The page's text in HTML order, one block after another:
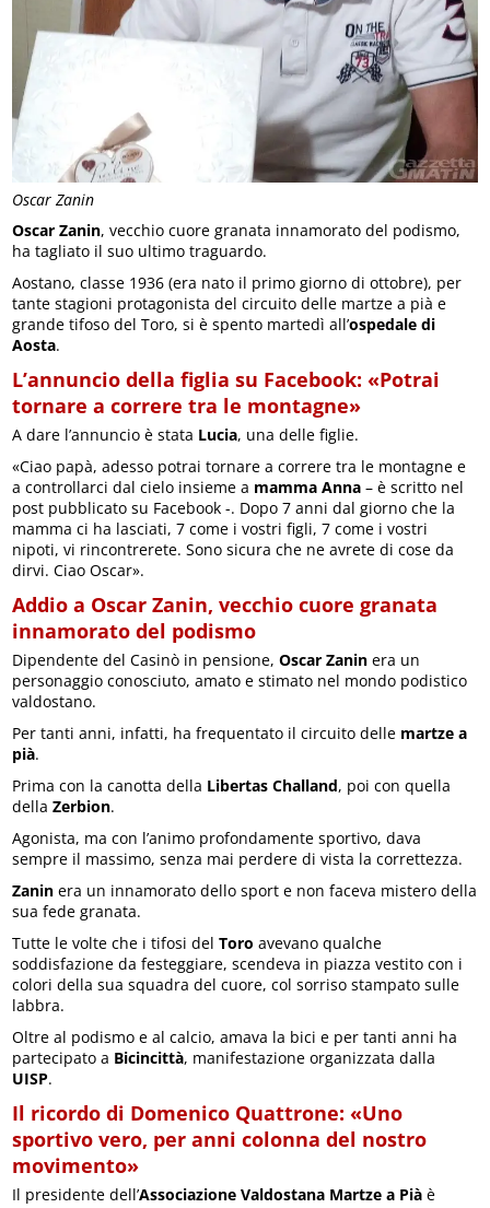
Oscar Zanin
Oscar Zanin, vecchio cuore granata innamorato del podismo,
ha tagliato il suo ultimo traguardo.
Aostano, classe 1936 (era nato il primo giorno di ottobre), per
tante stagioni protagonista del circuito delle martze a pià e
grande tifoso del Toro, si è spento martedì all’ospedale di
Aosta.
L’annuncio della figlia su Facebook: «Potrai
tornare a correre tra le montagne»
A dare l’annuncio è stata Lucia, una delle figlie.
«Ciao papà, adesso potrai tornare a correre tra le montagne e
a controllarci dal cielo insieme a mamma Anna – è scritto nel
post pubblicato su Facebook -. Dopo 7 anni dal giorno che la
mamma ci ha lasciati, 7 come i vostri figli, 7 come i vostri
nipoti, vi rincontrerete. Sono sicura che ne avrete di cose da
dirvi. Ciao Oscar».
Addio a Oscar Zanin, vecchio cuore granata
innamorato del podismo
Dipendente del Casinò in pensione,Oscar Zanin era un
personaggio conosciuto, amato e stimato nel mondo podistico
valdostano.
Per tanti anni, infatti, ha frequentato il circuito delle martze a
pià.
Prima con la canotta della Libertas Challand, poi con quella
dellaZerbion.
Agonista, ma con l’animo profondamente sportivo, dava
sempre il massimo, senza mai perdere di vista la correttezza.
Zanin era un innamorato dello sport e non faceva mistero della
sua fede granata.
Tutte le volte che i tifosi delToro avevano qualche
soddisfazione da festeggiare, scendeva in piazza vestito con i
colori della sua squadra del cuore, col sorriso stampato sulle
labbra.
Oltre al podismo e al calcio, amava la bici e per tanti anni ha
partecipato a Bicincittà, manifestazione organizzata dalla
UISP.
Il ricordo di Domenico Quattrone: «Uno
sportivo vero, per anni colonna del nostro
movimento»
Il presidente dell’Associazione Valdostana Martze a Pià è